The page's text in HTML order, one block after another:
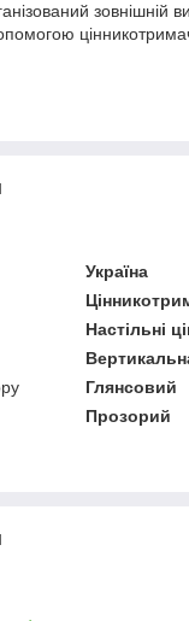
зовнішній
Україна
Настільні
Глянсовий
Прозорий